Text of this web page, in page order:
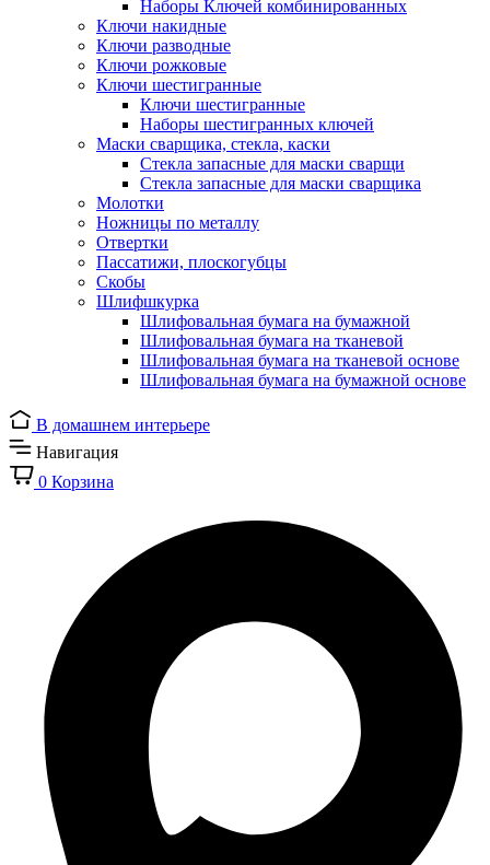
Наборы Ключей комбинированных
Ключи накидные
Ключи разводные
Ключи рожковые
Ключи шестигранные
Ключи шестигранные
Наборы шестигранных ключей
Маски сварщика, стекла, каски
Стекла запасные для маски сварщи
Стекла запасные для маски сварщика
Молотки
Ножницы по металлу
Отвертки
Пассатижи, плоскогубцы
Скобы
Шлифшкурка
Шлифовальная бумага на бумажной
Шлифовальная бумага на тканевой
Шлифовальная бумага на тканевой основе
Шлифовальная бумага на бумажной основе
В домашнем интерьере
Навигация
0 Корзина